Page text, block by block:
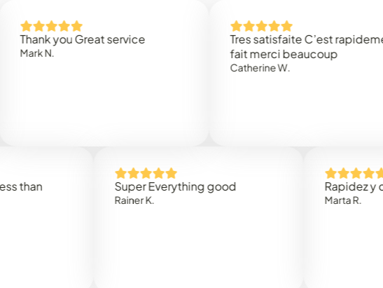
you Great service
Tres satisfaite C’est rapidement
fait merci beaucoup
Catherine W.
Super Everything good Rapidez y claridad